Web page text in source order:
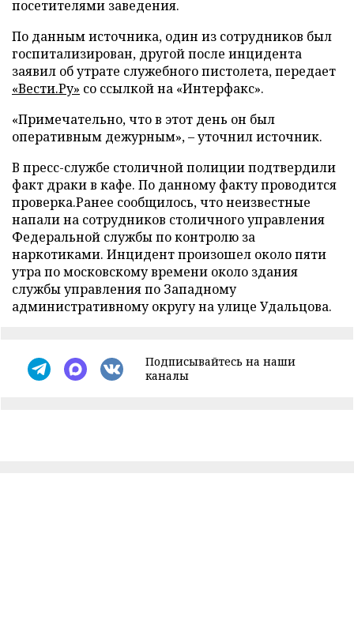
посетителями заведения.
По данным источника, один из сотрудников был
госпитализирован, другой после инцидента
заявил об утрате служебного пистолета, передает
«Вести.Ру» со ссылкой на «Интерфакс».
«Примечательно, что в этот день он был
оперативным дежурным», – уточнил источник.
В пресс-службе столичной полиции подтвердили
факт драки в кафе. По данному факту проводится
проверка.Ранее сообщилось, что неизвестные
напали на сотрудников столичного управления
Федеральной службы по контролю за
наркотиками. Инцидент произошел около пяти
утра по московскому времени около здания
службы управления по Западному
административному округу на улице Удальцова.
Подписывайтесь на наши
каналы